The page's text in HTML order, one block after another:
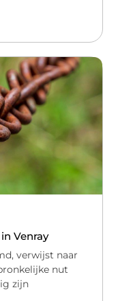
Venray
verwijst naar
nut
zijn